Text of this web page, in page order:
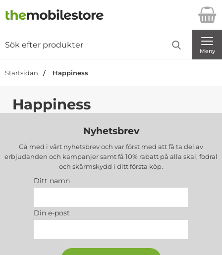
Startsidan för Danira Telecom AB
Meny
Startsidan Happiness
Happiness
Nyhetsbrev
Gå med i vårt nyhetsbrev och var först med att få ta del av
erbjudanden och kampanjer samt få 10% rabatt på alla skal, fodral
och skärmskydd i ditt första köp.
Ditt namn
Din e-post